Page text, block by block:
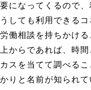
になってくるので
しても利用できる
働相談を持ちかけ
からであれば、時
スを当てて調べる
りと名前が知られ